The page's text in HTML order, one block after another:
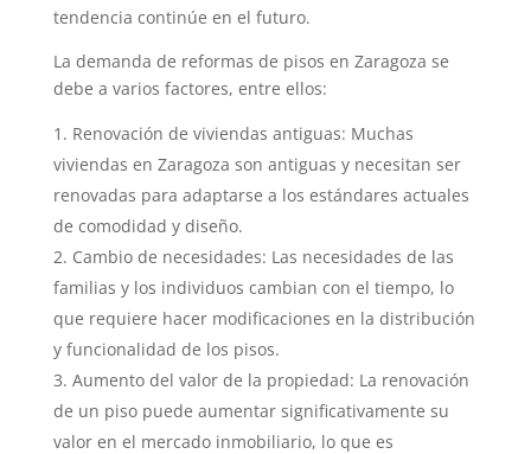
tendencia continúe en el futuro.
La demanda de reformas de pisos en Zaragoza se
debe a varios factores, entre ellos:
Renovación de viviendas antiguas: Muchas
viviendas en Zaragoza son antiguas y necesitan ser
renovadas para adaptarse a los estándares actuales
de comodidad y diseño.
Cambio de necesidades: Las necesidades de las
familias y los individuos cambian con el tiempo, lo
que requiere hacer modificaciones en la distribución
y funcionalidad de los pisos.
Aumento del valor de la propiedad: La renovación
de un piso puede aumentar significativamente su
valor en el mercado inmobiliario, lo que es